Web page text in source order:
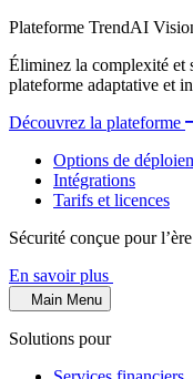
Plateforme TrendAI
Éliminez la complexité et
plateforme adaptative et
Découvrez la plateforme
Options de
Intégrations
Tarifs et licences
Sécurité conçue pour
En savoir plus
Main Menu
Solutions pour